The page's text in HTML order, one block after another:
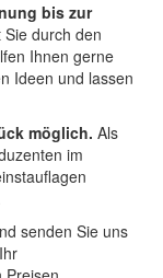
bis zur
durch den
Ihnen gerne
Ideen und lassen
möglich. Als
im
senden Sie uns